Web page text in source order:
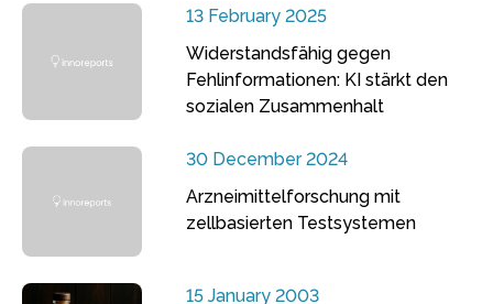
13 February 2025
Widerstandsfähig gegen
Fehlinformationen: KI stärkt den
sozialen Zusammenhalt
30 December 2024
Arzneimittelforschung mit
zellbasierten Testsystemen
15 January 2003